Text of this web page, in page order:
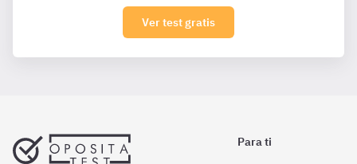
Ver test gratis
Para ti